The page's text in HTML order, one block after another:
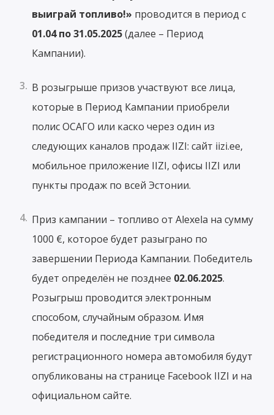
выиграй топливо!» проводится в период с
01.04 по 31.05.2025(далее – Период
Кампании).
В розыгрыше призов участвуют все лица,
которые в Период Кампании приобрели
полис ОСАГО или каско через один из
следующих каналов продаж IIZI: сайт iizi.ee,
мобильное приложение IIZI, офисы IIZI или
пункты продаж по всей Эстонии.
Приз кампании – топливо от Alexela на сумму
1000 €, которое будет разыграно по
завершении Периода Кампании. Победитель
будет определён не позднее 02.06.2025.
Розыгрыш проводится электронным
способом, случайным образом. Имя
победителя и последние три символа
регистрационного номера автомобиля будут
опубликованы на странице Facebook IIZI и на
официальном сайте.